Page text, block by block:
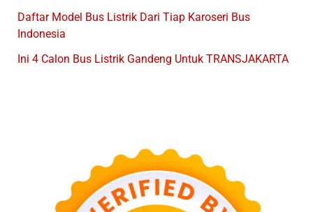
Daftar Model Bus Listrik Dari Tiap Karoseri Bus
Indonesia
Ini 4 Calon Bus Listrik Gandeng Untuk TRANSJAKARTA